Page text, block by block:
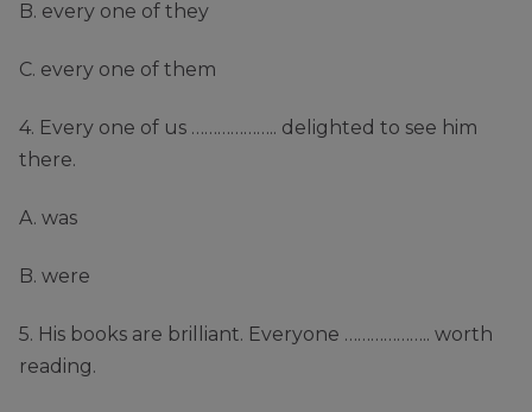
B. every one of they
C. every one of them
4. Every one of us ……………….. delighted to see him
there.
A. was
B. were
5. His books are brilliant. Everyone ……………….. worth
reading.